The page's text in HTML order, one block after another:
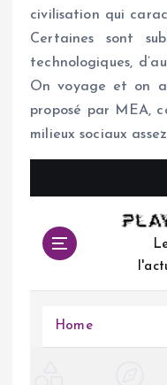
civilisation qui
Certaines sont
technologiques,
On voyage et on
proposé par MEA,
milieux sociaux